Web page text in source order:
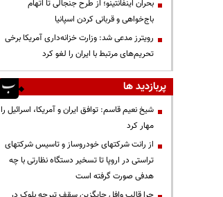
بحران اینفانتینو؛ از طرح جنجالی تا اتهام
باج‌خواهی و قربانی کردن اسپانیا
رویترز مدعی شد: وزارت خزانه‌داری آمریکا برخی
تحریم‌های مرتبط با ایران را لغو کرد
پربازدید ها
شیخ نعیم قاسم: توافق ایران و آمریکا، اسرائیل را
مهار کرد
از رانت‌ شرکتهای خودروساز و تاسیس شرکتهای
تراستی در اروپا تا تسخیر دستگاه نظارتی با چه
هدفی صورت گرفته است